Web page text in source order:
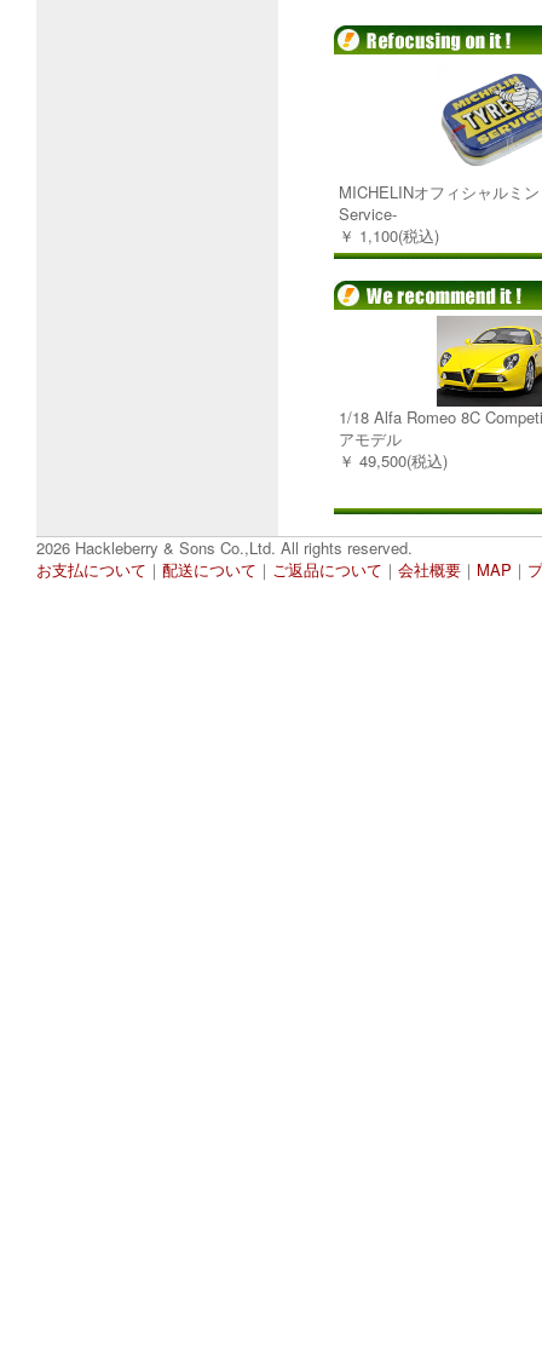
MICHELINオフィシャルミ
Service-
￥ 1,100(税込)
1/18 Alfa Romeo 8C
アモデル
￥ 49,500(税込)
2026 Hackleberry & Sons Co.,Ltd. All rights reserved.
お支払について ｜ 配送について ｜ ご返品について ｜ 会社概要 ｜ MAP ｜